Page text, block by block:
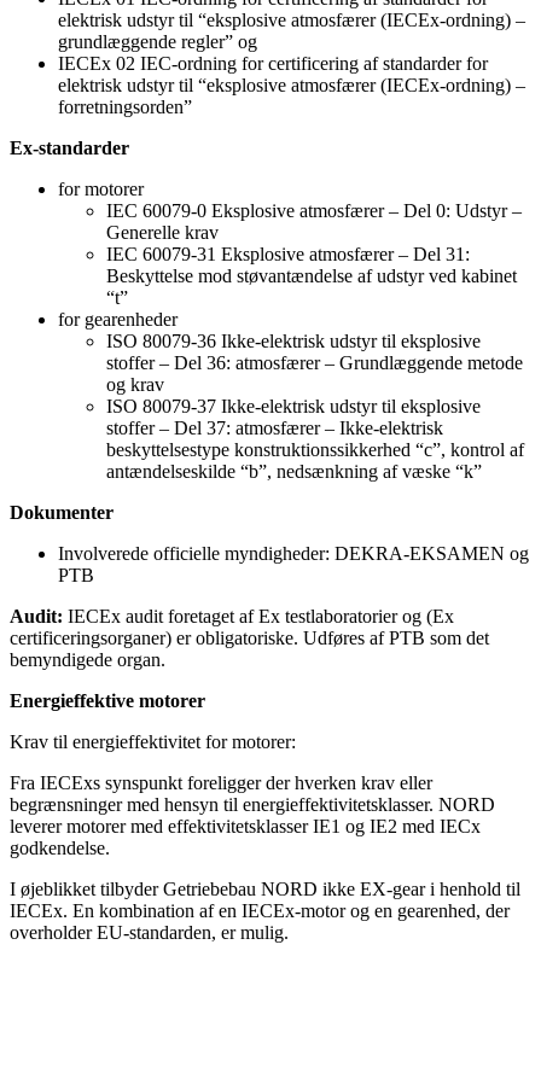
elektrisk udstyr til “eksplosive atmosfærer (IECEx-ordning) –
grundlæggende regler” og
IECEx 02 IEC-ordning for certificering af standarder for
elektrisk udstyr til “eksplosive atmosfærer (IECEx-ordning) –
forretningsorden”
Ex-standarder
for motorer
IEC 60079-0 Eksplosive atmosfærer – Del 0: Udstyr –
Generelle krav
IEC 60079-31 Eksplosive atmosfærer – Del 31:
Beskyttelse mod støvantændelse af udstyr ved kabinet
“t”
for gearenheder
ISO 80079-36 Ikke-elektrisk udstyr til eksplosive
stoffer – Del 36: atmosfærer – Grundlæggende metode
og krav
ISO 80079-37 Ikke-elektrisk udstyr til eksplosive
stoffer – Del 37: atmosfærer – Ikke-elektrisk
beskyttelsestype konstruktionssikkerhed “c”, kontrol af
antændelseskilde “b”, nedsænkning af væske “k”
Dokumenter
Involverede officielle myndigheder: DEKRA-EKSAMEN og
PTB
Audit: IECEx audit foretaget af Ex testlaboratorier og (Ex
certificeringsorganer) er obligatoriske. Udføres af PTB som det
bemyndigede organ.
Energieffektive motorer
Krav til energieffektivitet for motorer:
Fra IECExs synspunkt foreligger der hverken krav eller
begrænsninger med hensyn til energieffektivitetsklasser. NORD
leverer motorer med effektivitetsklasser IE1 og IE2 med IECx
godkendelse.
I øjeblikket tilbyder Getriebebau NORD ikke EX-gear i henhold til
IECEx. En kombination af en IECEx-motor og en gearenhed, der
overholder EU-standarden, er mulig.